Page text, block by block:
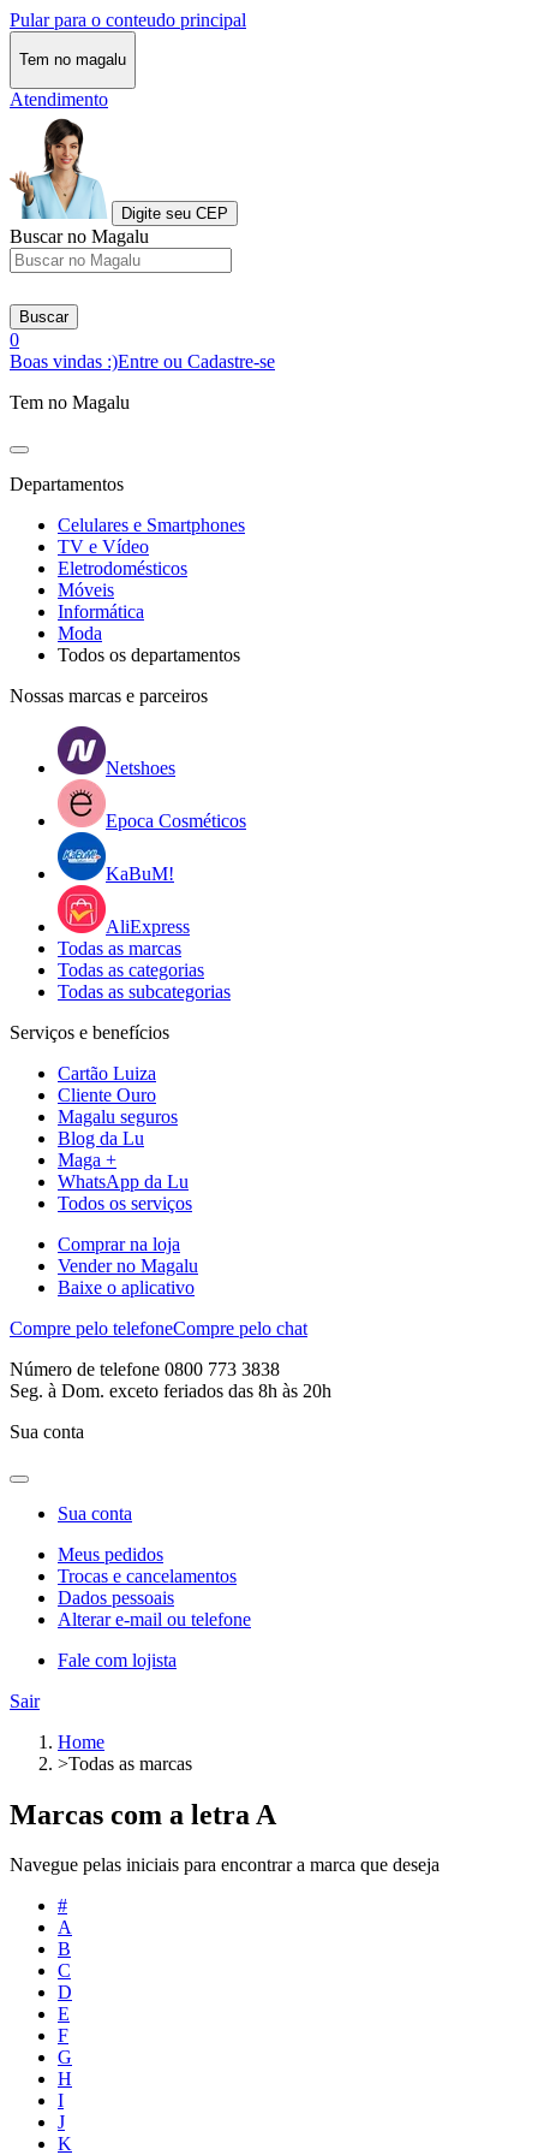
Pular para o conteudo principal
Tem no magalu
Atendimento
Digite seu CEP
Buscar no Magalu
Buscar
0
Boas vindas :)Entre ou Cadastre-se
Tem no Magalu
Departamentos
Celulares e Smartphones
TV e Vídeo
Eletrodomésticos
Móveis
Informática
Moda
Todos os departamentos
Nossas marcas e parceiros
Netshoes
Epoca Cosméticos
KaBuM!
AliExpress
Todas as marcas
Todas as categorias
Todas as subcategorias
Serviços e benefícios
Cartão Luiza
Cliente Ouro
Magalu seguros
Blog da Lu
Maga +
WhatsApp da Lu
Todos os serviços
Comprar na loja
Vender no Magalu
Baixe o aplicativo
Compre pelo telefoneCompre pelo chat
Número de telefone 0800 773 3838
Seg. à Dom. exceto feriados das 8h às 20h
Sua conta
Sua conta
Meus pedidos
Trocas e cancelamentos
Dados pessoais
Alterar e-mail ou telefone
Fale com lojista
Sair
Home
>Todas as marcas
Marcas com a letra A
Navegue pelas iniciais para encontrar a marca que deseja
#
A
B
C
D
E
F
G
H
I
J
K